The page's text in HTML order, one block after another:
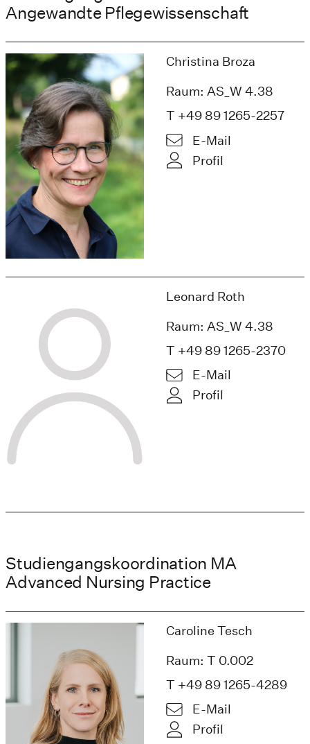
Angewandte Pflegewissenschaft
Christina Broza
Raum: AS_W 4.38
T +49 89 1265-2257
E-Mail
Profil
Leonard Roth
Raum: AS_W 4.38
T +49 89 1265-2370
E-Mail
Profil
Studiengangskoordination MA
Advanced Nursing Practice
Caroline Tesch
Raum: T 0.002
T +49 89 1265-4289
E-Mail
Profil